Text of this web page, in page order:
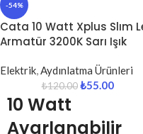
-54%
Cata 10 Watt Xplus Slım
Armatür 3200K Sarı Işık
Elektrik,Aydınlatma Ürünleri
₺120.00 ₺55.00
10 Watt
Ayarlanabilir